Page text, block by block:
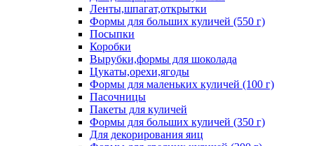
Ленты,шпагат,открытки
Формы для больших куличей (550 г)
Посыпки
Коробки
Вырубки,формы для шоколада
Цукаты,орехи,ягоды
Формы для маленьких куличей (100 г)
Пасочницы
Пакеты для куличей
Формы для больших куличей (350 г)
Для декорирования яиц